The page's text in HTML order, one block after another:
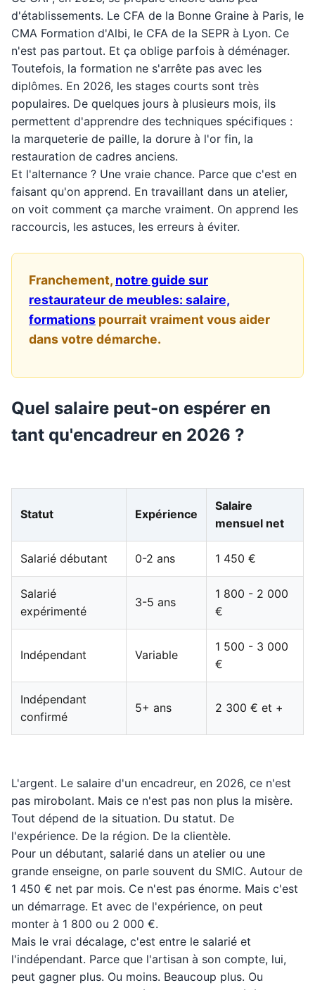
d'établissements. Le CFA de la Bonne Graine à Paris, le
CMA Formation d'Albi, le CFA de la SEPR à Lyon. Ce
n'est pas partout. Et ça oblige parfois à déménager.
Toutefois, la formation ne s'arrête pas avec les
diplômes. En 2026, les stages courts sont très
populaires. De quelques jours à plusieurs mois, ils
permettent d'apprendre des techniques spécifiques :
la marqueterie de paille, la dorure à l'or fin, la
restauration de cadres anciens.
Et l'alternance ? Une vraie chance. Parce que c'est en
faisant qu'on apprend. En travaillant dans un atelier,
on voit comment ça marche vraiment. On apprend les
raccourcis, les astuces, les erreurs à éviter.
Franchement, notre guide sur
restaurateur de meubles: salaire,
formations pourrait vraiment vous aider
dans votre démarche.
Quel salaire peut-on espérer en
tant qu'encadreur en 2026 ?
Statut Expérience
Salaire
mensuel net
Salarié débutant 0-2 ans 1 450 €
Salarié
expérimenté
3-5 ans
1 800 - 2 000
€
Indépendant Variable
1 500 - 3 000
€
Indépendant
confirmé
5+ ans 2 300 € et +
L'argent. Le salaire d'un encadreur, en 2026, ce n'est
pas mirobolant. Mais ce n'est pas non plus la misère.
Tout dépend de la situation. Du statut. De
l'expérience. De la région. De la clientèle.
Pour un débutant, salarié dans un atelier ou une
grande enseigne, on parle souvent du SMIC. Autour de
1 450 € net par mois. Ce n'est pas énorme. Mais c'est
un démarrage. Et avec de l'expérience, on peut
monter à 1 800 ou 2 000 €.
Mais le vrai décalage, c'est entre le salarié et
l'indépendant. Parce que l'artisan à son compte, lui,
peut gagner plus. Ou moins. Beaucoup plus. Ou